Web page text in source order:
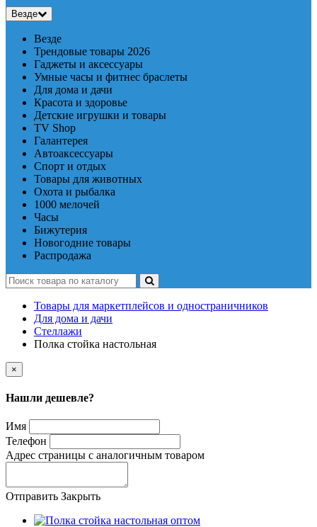
Везде
Везде
Трендовые товары 2026
Гаджеты и аксессуары
Умные часы и фитнес браслеты
Для дома и дачи
Красота и здоровье
Детские игрушки и товары
TV Shop
Галантерея
Автоаксессуары
Спорт и отдых
Товары для животных
Охота и рыбалка
1000 мелочей
Часы
Бижутерия
Новогодние товары
Распродажа
Товары для маркетплейсов и одностраничников
Для дома и дачи
Стеллажи
Полка стойка настольная
×
Нашли дешевле?
Имя
Телефон
Адрес страницы с аналогичным товаром
Отправить Закрыть